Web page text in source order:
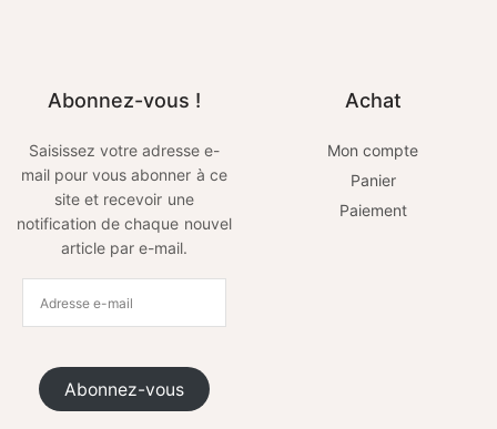
Abonnez-vous !
Saisissez votre adresse e-
mail pour vous abonner à ce
site et recevoir une
notification de chaque nouvel
article par e-mail.
Abonnez-vous
Achat
Mon compte
Panier
Paiement